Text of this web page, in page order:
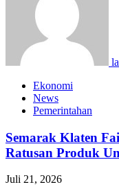
Ekonomi
News
Pemerintahan
Semarak Klaten
Ratusan Produk
Juli 21, 2026